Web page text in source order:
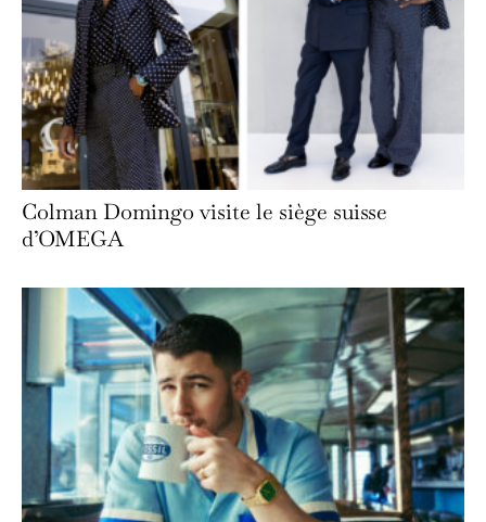
Colman Domingo visite le siège suisse
d’OMEGA